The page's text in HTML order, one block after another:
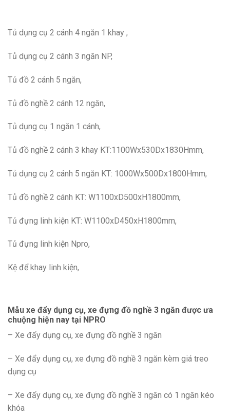
Tủ dụng cụ 2 cánh 4 ngăn 1 khay ,
Tủ dụng cụ 2 cánh 3 ngăn NP,
Tủ đồ 2 cánh 5 ngăn,
Tủ đồ nghề 2 cánh 12 ngăn,
Tủ dụng cụ 1 ngăn 1 cánh,
Tủ đồ nghề 2 cánh 3 khay KT:1100Wx530Dx1830Hmm,
Tủ dụng cụ 2 cánh 5 ngăn KT: 1000Wx500Dx1800Hmm,
Tủ đồ nghề 2 cánh KT: W1100xD500xH1800mm,
Tủ đựng linh kiện KT: W1100xD450xH1800mm,
Tủ đựng linh kiện Npro,
Kệ để khay linh kiện,
Mẫu xe đẩy dụng cụ, xe đựng đồ nghề 3 ngăn được ưa
chuộng hiện nay tại NPRO
– Xe đẩy dụng cụ, xe đựng đồ nghề 3 ngăn
– Xe đẩy dụng cụ, xe đựng đồ nghề 3 ngăn kèm giá treo
dụng cụ
– Xe đẩy dụng cụ, xe đựng đồ nghề 3 ngăn có 1 ngăn kéo
khóa